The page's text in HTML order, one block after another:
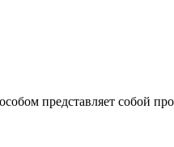
представляет собой